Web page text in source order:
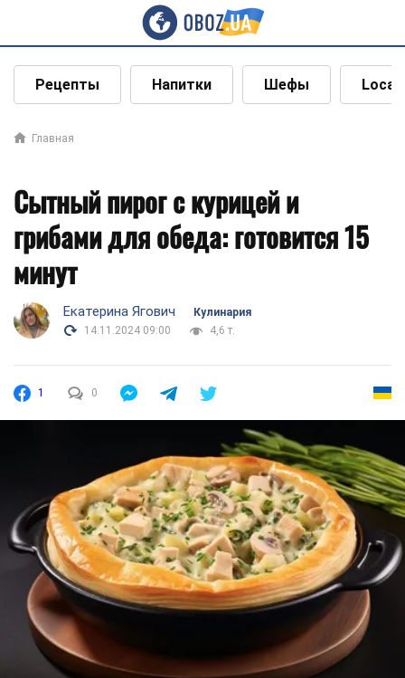
Рецепты Напитки Шефы Local
Главная
Сытный пирог с курицей и
грибами для обеда: готовится 15
минут
Екатерина Ягович
Кулинария
14.11.2024 09:00
4,6 т.
1 0